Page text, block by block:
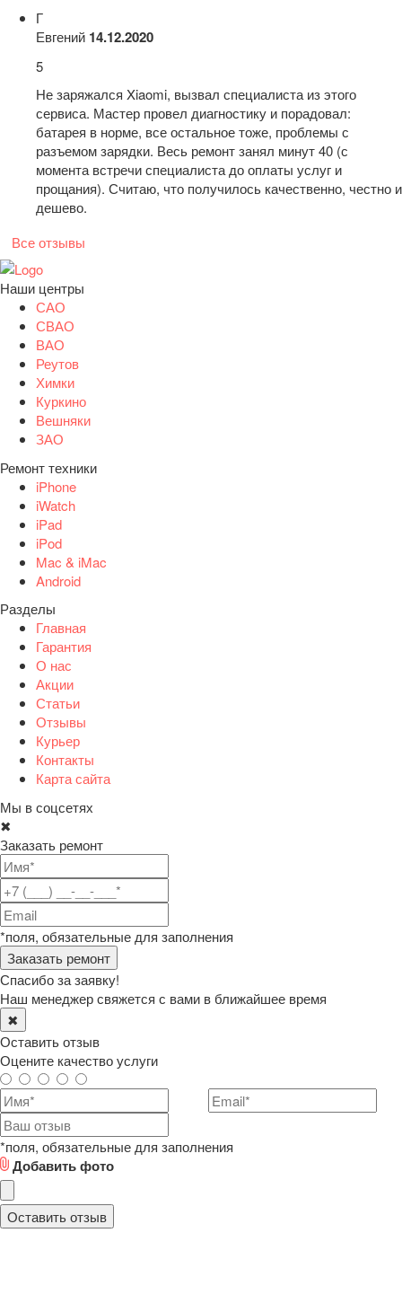
Г
Евгений 14.12.2020
5
Не заряжался Xiaomi, вызвал специалиста из этого
сервиса. Мастер провел диагностику и порадовал:
батарея в норме, все остальное тоже, проблемы с
разъемом зарядки. Весь ремонт занял минут 40 (с
момента встречи специалиста до оплаты услуг и
прощания). Считаю, что получилось качественно, честно и
дешево.
Все отзывы
Наши центры
САО
СВАО
ВАО
Реутов
Химки
Куркино
Вешняки
ЗАО
Ремонт техники
iPhone
iWatch
iPad
iPod
Mac & iMac
Android
Разделы
Главная
Гарантия
О нас
Акции
Статьи
Отзывы
Курьер
Контакты
Карта сайта
Мы в соцсетях
✖
Заказать ремонт
*поля, обязательные для заполнения
Спасибо за заявку!
Наш менеджер свяжется с вами в ближайшее время
✖
Оставить отзыв
Оцените качество услуги
*поля, обязательные для заполнения
Добавить фото